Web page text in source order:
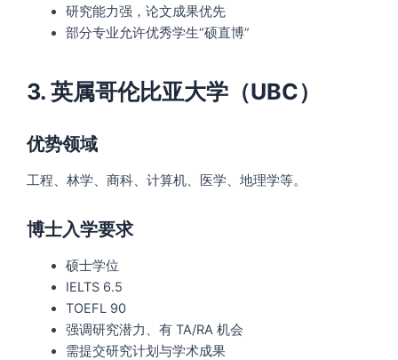
研究能力强，论文成果优先
部分专业允许优秀学生“硕直博”
3. 英属哥伦比亚大学（UBC）
优势领域
工程、林学、商科、计算机、医学、地理学等。
博士入学要求
硕士学位
IELTS 6.5
TOEFL 90
强调研究潜力、有 TA/RA 机会
需提交研究计划与学术成果